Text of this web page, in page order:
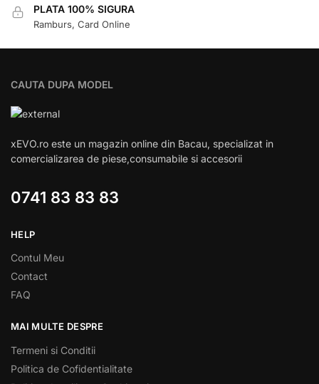
PLATA 100% SIGURA
Ramburs, Card Online
CAUTA DUPA MODEL
xEVO.ro este un magazin online din Bacau, specializat in
comercializarea de piese,consumabile si accesorii
0741 83 83 83
HELP
Contul Meu
Contact
FAQ
MAI MULTE DESPRE
Termeni si Conditii
Politica de Cofidentialitate